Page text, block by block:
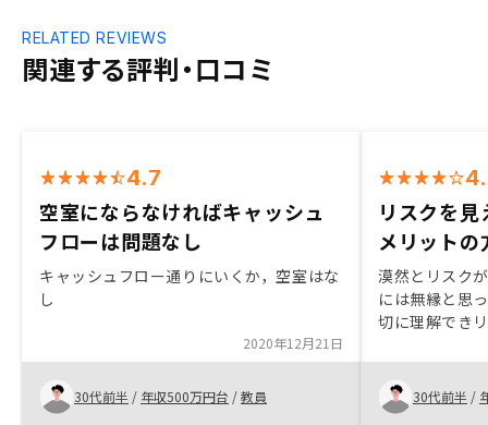
関連する評判・口コミ
RELATED REVIEWS
4.7
空室にならなければキャッシュ
フローは問題なし
キャッシュフロー通りにいくか，空室はな
し
2020年12月21日
30代前半 / 年収500万円台 /教員
リスクを
メリット
漠然とリスク
には無縁と思
切に理解でき
についても手
購入後もサポ
心して継続で
30代前半 /